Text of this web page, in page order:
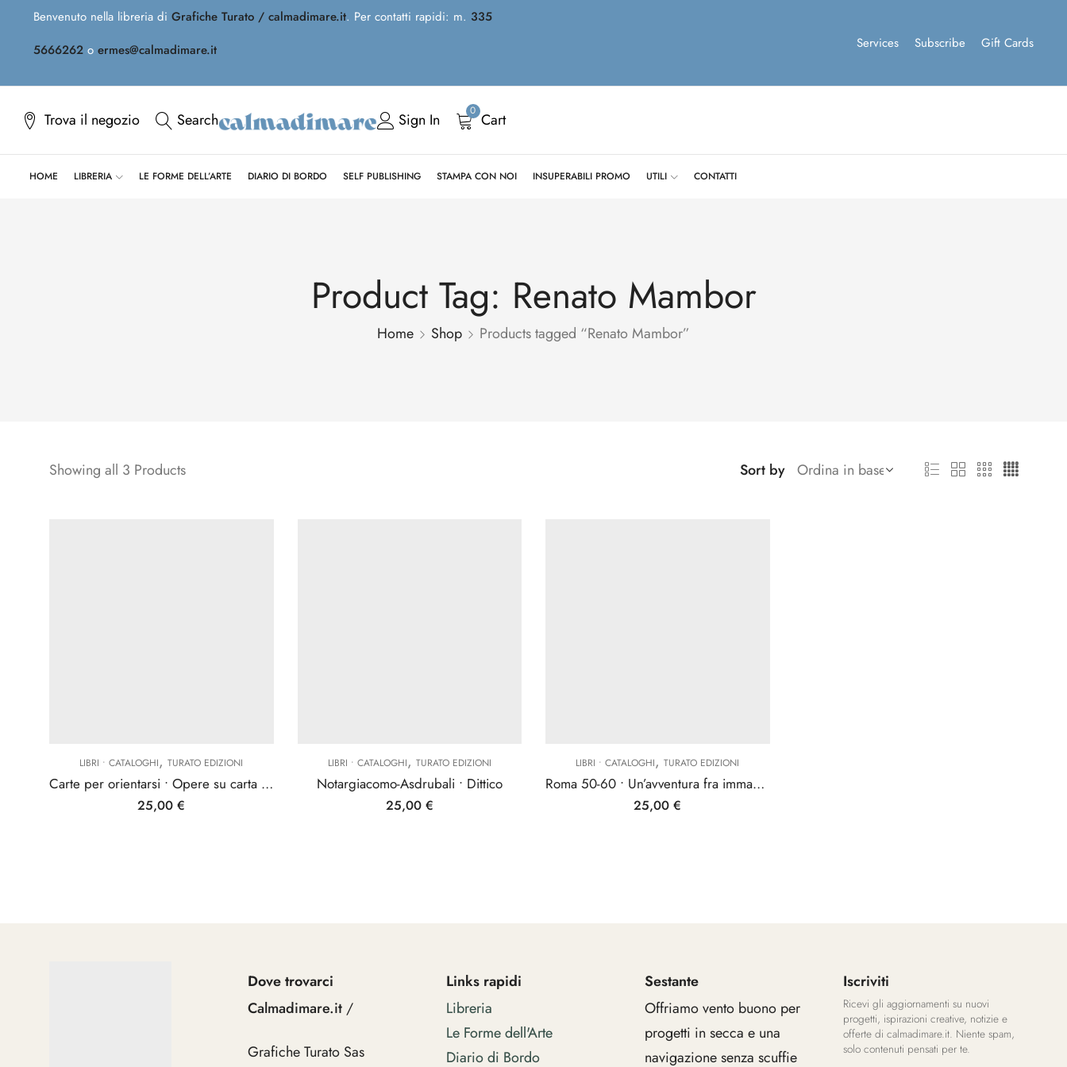
Benvenuto nella libreria di Grafiche Turato / calmadimare.it. Per contatti rapidi: m. 335
5666262o ermes@calmadimare.it Services Subscribe Gift Cards
Trova il negozio Search Sign In 0 Cart
HOME LIBRERIA LE FORME DELL’ARTE DIARIO DI BORDO SELF PUBLISHING STAMPA CON NOI INSUPERABILI PROMO UTILI CONTATTI
Product Tag: Renato Mambor
Home Shop Products tagged “Renato Mambor”
Showing all 3 Products Sort by
LIBRI • CATALOGHI,TURATO EDIZIONI
Carte per orientarsi • Opere su carta del Novecento italiano
25,00€
LIBRI • CATALOGHI, TURATO EDIZIONI
Notargiacomo-Asdrubali • Dittico
25,00 €
LIBRI • CATALOGHI,TURATO EDIZIONI
Roma 50-60 • Un’avventura fra immagine e materia
25,00€
Dove trovarci
Calmadimare.it /
Grafiche Turato Sas
Links rapidi
Libreria
Le Forme dell'Arte
Diario di Bordo
Sestante
Offriamo vento buono per
progetti in secca e una
navigazione senza scuffie
Iscriviti
Ricevi gli aggiornamenti su nuovi
progetti, ispirazioni creative, notizie e
offerte di calmadimare.it. Niente spam,
solo contenuti pensati per te.